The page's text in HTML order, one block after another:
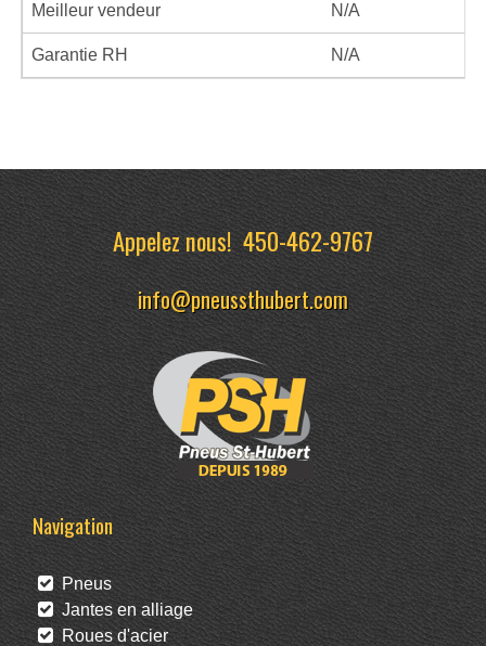
Meilleur vendeur N/A
Garantie RH N/A
Appelez nous!450-462-9767
info@pneussthubert.com
Navigation
Pneus
Jantes en alliage
Roues d'acier